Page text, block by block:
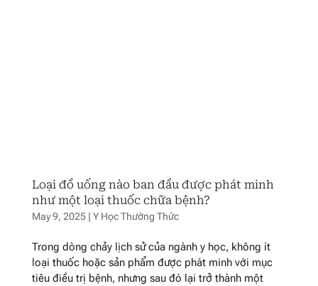
Loại đồ uống nào ban đầu được phát minh
như một loại thuốc chữa bệnh?
May 9, 2025| Y Học Thường Thức
Trong dòng chảy lịch sử của ngành y học, không ít
loại thuốc hoặc sản phẩm được phát minh với mục
tiêu điều trị bệnh, nhưng sau đó lại trở thành một